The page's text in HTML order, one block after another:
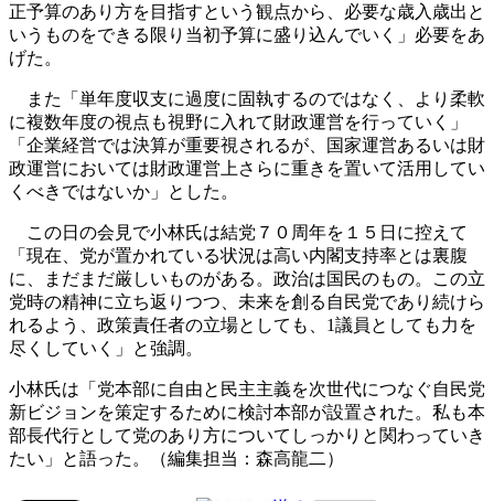
正予算のあり方を目指すという観点から、必要な歳入歳出と
いうものをできる限り当初予算に盛り込んでいく」必要をあ
げた。
また「単年度収支に過度に固執するのではなく、より柔軟
に複数年度の視点も視野に入れて財政運営を行っていく」
「企業経営では決算が重要視されるが、国家運営あるいは財
政運営においては財政運営上さらに重きを置いて活用してい
くべきではないか」とした。
この日の会見で小林氏は結党７０周年を１５日に控えて
「現在、党が置かれている状況は高い内閣支持率とは裏腹
に、まだまだ厳しいものがある。政治は国民のもの。この立
党時の精神に立ち返りつつ、未来を創る自民党であり続けら
れるよう、政策責任者の立場としても、1議員としても力を
尽くしていく」と強調。
小林氏は「党本部に自由と民主主義を次世代につなぐ自民党
新ビジョンを策定するために検討本部が設置された。私も本
部長代行として党のあり方についてしっかりと関わっていき
たい」と語った。（編集担当：森高龍二）